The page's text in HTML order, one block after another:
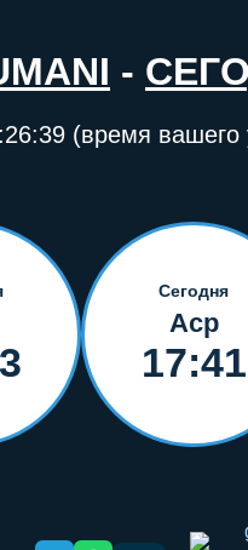
-
(время вашего
Сегодня
Аср
17:41